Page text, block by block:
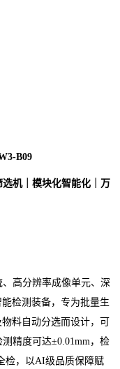
B09
机｜模块化智能化｜万
高分辨率成像单元、深
检测装备，专为批量生
料自动分选而设计，可
精度可达±0.01mm，检
检，以AI级品质保障赋